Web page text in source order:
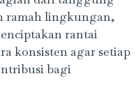
ramah lingkungan,
rantai
konsisten agar setiap
bagi